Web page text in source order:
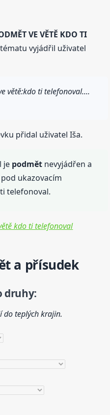
VE VĚTĚ KDO TI
vyjádřil uživatel
větě:kdo ti telefonoval....
přidal uživatel Iša.
je podmět nevyjádřen a
ukazovacím
telefonoval.
kdo ti telefonoval
a přísudek
druhy:
do teplých krajin.